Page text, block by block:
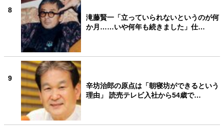
8
滝藤賢一「立っていられないというのが何
か月……いや何年も続きました」仕…
9
辛坊治郎の原点は「朝寝坊ができるという
理由」 読売テレビ入社から54歳で…